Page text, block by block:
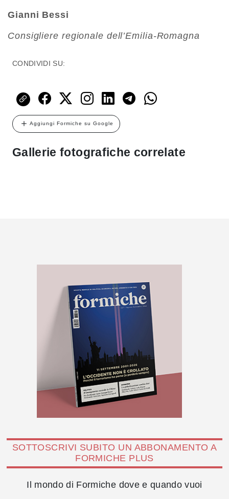
Gianni Bessi
Consigliere regionale dell’Emilia-Romagna
CONDIVIDI SU:
Aggiungi Formiche su Google
Gallerie fotografiche correlate
SOTTOSCRIVI SUBITO UN ABBONAMENTO A
FORMICHE PLUS
Il mondo di Formiche dove e quando vuoi